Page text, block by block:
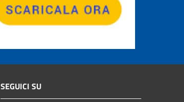
SEGUICI SU